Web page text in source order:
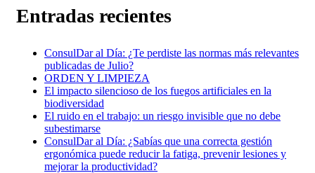
Entradas recientes
ConsulDar al Día: ¿Te perdiste las normas más relevantes
publicadas de Julio?
ORDEN Y LIMPIEZA
El impacto silencioso de los fuegos artificiales en la
biodiversidad
El ruido en el trabajo: un riesgo invisible que no debe
subestimarse
ConsulDar al Día: ¿Sabías que una correcta gestión
ergonómica puede reducir la fatiga, prevenir lesiones y
mejorar la productividad?